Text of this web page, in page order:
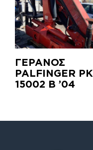
ΓΕΡΑΝΟΣ
PALFINGER PK
15002 B ’04